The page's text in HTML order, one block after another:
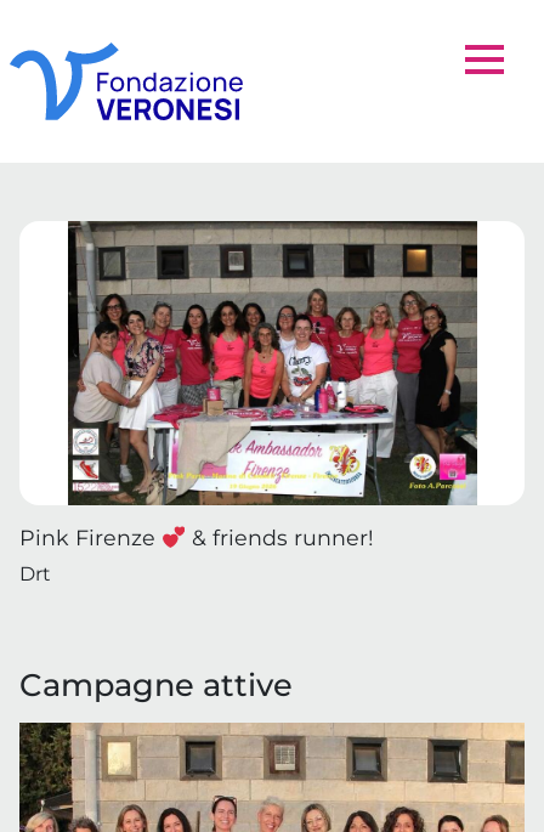
Pink Firenze & friends runner!
Drt
Campagne attive